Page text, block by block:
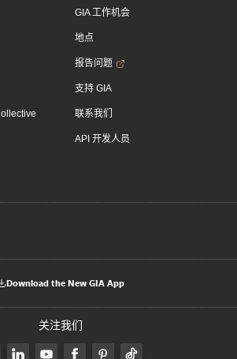
GIA 工作机会
地点
报告问题
支持 GIA
联系我们
API 开发人员
Download the New GIA App
关注我们